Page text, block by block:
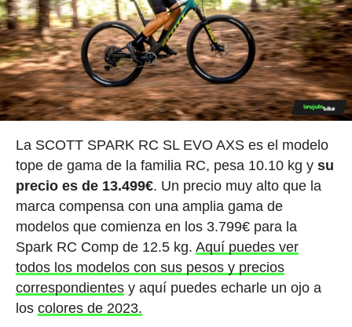
La SCOTT SPARK RC SL EVO AXS es el modelo
tope de gama de la familia RC, pesa 10.10 kg y su
precio es de 13.499€. Un precio muy alto que la
marca compensa con una amplia gama de
modelos que comienza en los 3.799€ para la
Spark RC Comp de 12.5 kg. Aquí puedes ver
todos los modelos con sus pesos y precios
correspondientesy aquí puedes echarle un ojo a
los colores de 2023.